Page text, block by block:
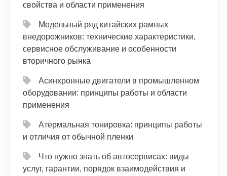
свойства и области применения
Модельный ряд китайских рамных
внедорожников: технические характеристики,
сервисное обслуживание и особенности
вторичного рынка
Асинхронные двигатели в промышленном
оборудовании: принципы работы и области
применения
Атермальная тонировка: принципы работы
и отличия от обычной пленки
Что нужно знать об автосервисах: виды
услуг, гарантии, порядок взаимодействия и